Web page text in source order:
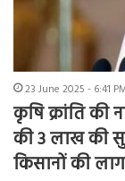
23 June 2025 - 6:41
कृषि क्रांति की
की 3 लाख की
किसानों की